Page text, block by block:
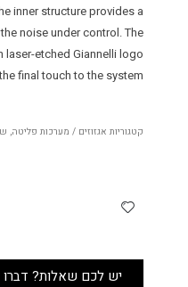
inner structure provides a
noise under control. The
laser-etched Giannelli logo
final touch to the system.
קטגוריות אגזוזים / מערכות פליטה,
יש לכם שאלות? דברו